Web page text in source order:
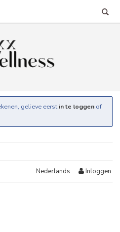
gelieve eerst in te loggen of
Nederlands Inloggen